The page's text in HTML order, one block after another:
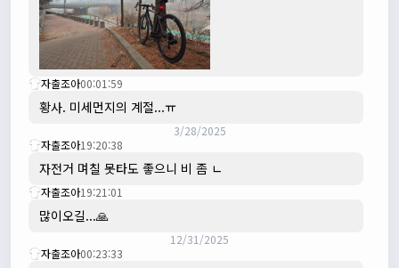
자출조아00:01:59
황사. 미세먼지의 계절...ㅠ
3/28/2025
자출조아19:20:38
자전거 며칠 못타도 좋으니 비 좀 ㄴ
자출조아19:21:01
많이오길...🙏
12/31/2025
자출조아00:23:33